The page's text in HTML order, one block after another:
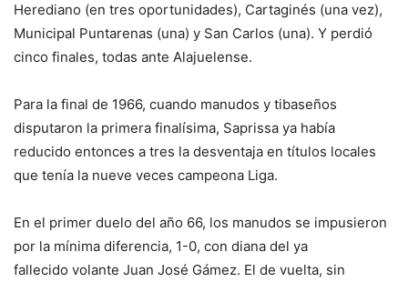
Herediano (en tres oportunidades), Cartaginés (una vez),
Municipal Puntarenas (una) y San Carlos (una). Y perdió
cinco finales, todas ante Alajuelense.
Para la final de 1966, cuando manudos y tibaseños
disputaron la primera finalísima, Saprissa ya había
reducido entonces a tres la desventaja en títulos locales
que tenía la nueve veces campeona Liga.
En el primer duelo del año 66, los manudos se impusieron
por la mínima diferencia, 1-0, con diana del ya
fallecido volante Juan José Gámez. El de vuelta, sin